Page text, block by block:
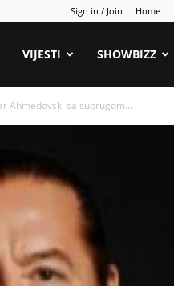
Sign in / Join Home
VIJESTI SHOWBIZZ
Ahmedovski sa suprugom...